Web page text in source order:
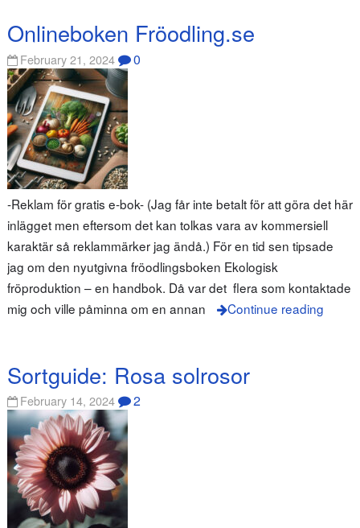
Onlineboken Fröodling.se
February 21, 2024 0
-Reklam för gratis e-bok- (Jag får inte betalt för att göra det här
inlägget men eftersom det kan tolkas vara av kommersiell
karaktär så reklammärker jag ändå.) För en tid sen tipsade
jag om den nyutgivna fröodlingsboken Ekologisk
fröproduktion – en handbok. Då var det flera som kontaktade
mig och ville påminna om en annan
Continue reading
Sortguide: Rosa solrosor
February 14, 2024 2